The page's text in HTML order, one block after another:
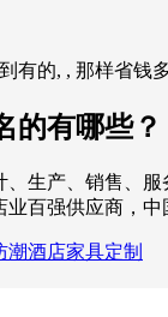
有的, , 那样省钱
的有哪些？
生产、销售、
百强供应商，中
潮酒店家具定制